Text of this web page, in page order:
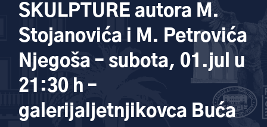
SKULPTURE autora M.
Stojanovića i M. Petrovića
Njegoša – subota, 01.jul u
21:30 h –
galerijaljetnjikovca Buća